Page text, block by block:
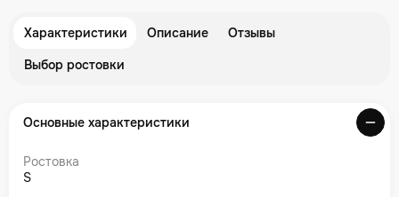
Характеристики Описание
Отзывы
Выбор ростовки
Основные характеристики
Ростовка
S